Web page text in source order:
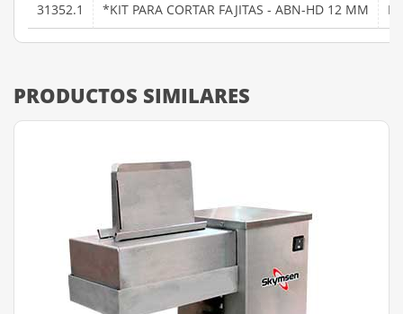
31352.1 *KIT PARA CORTAR FAJITAS - ABN-HD 12 MM
PRODUCTOS SIMILARES